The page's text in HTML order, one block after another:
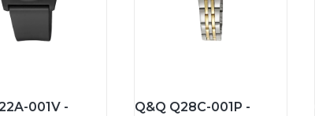
001V -
Q&Q Q28C-001P -